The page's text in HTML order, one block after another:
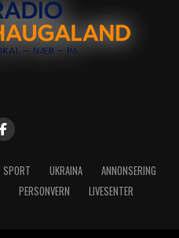
SPORT UKRAINA
ANNONSERING
PERSONVERN LIVESENTER